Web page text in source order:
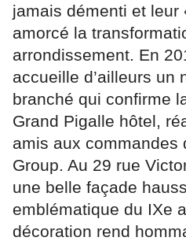
jamais démenti et leur
amorcé la
arrondissement. En
accueille d’ailleurs un
branché qui confirme
Grand Pigalle hôtel,
amis aux commandes
Group. Au 29 rue
une belle façade
emblématique du IXe
décoration rend